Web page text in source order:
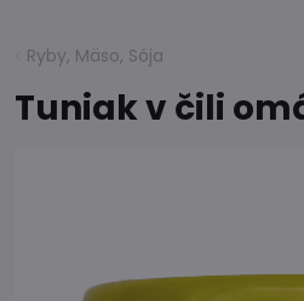
Ryby, Mäso, Sója
Tuniak v čili